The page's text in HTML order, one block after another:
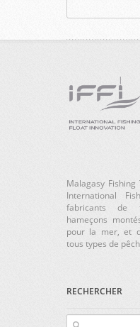
Malagasy Fishing
International
fabricants de
hameçons
pour la mer, et
tous types de
RECHERCHER